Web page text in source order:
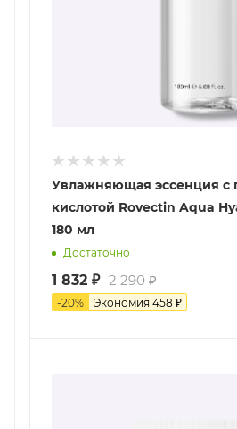
Увлажняющая эссенция с
кислотой Rovectin Aqua
180 мл
Достаточно
1 832 ₽ 2 290 ₽
-20% Экономия 458 ₽